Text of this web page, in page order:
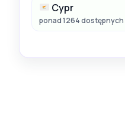
Cypr
ponad 1264 dostępnych